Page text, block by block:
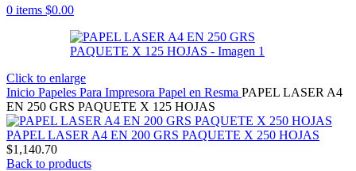
0 items $0.00
Click to enlarge
Inicio Papeles Para Impresora Papel en Resma PAPEL LASER A4
EN 250 GRS PAQUETE X 125 HOJAS
PAPEL LASER A4 EN 200 GRS PAQUETE X 250 HOJAS
$1,140.70
Back to products